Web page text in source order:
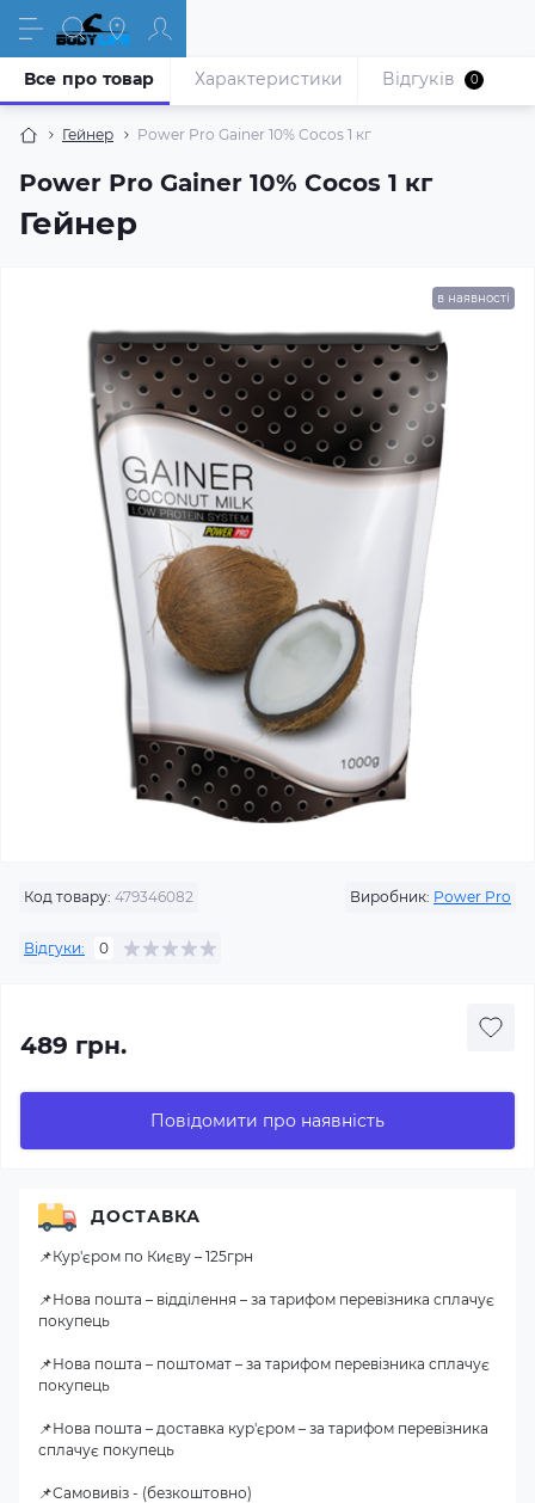
Гейнер Power Pro Gainer 10% Cocos 1 кг
Power Pro Gainer 10% Cocos 1 кг
Гейнер
Все про товар Характеристики Відгуків 0
в наявності
Код товару: 479346082 Виробник: Power Pro
Відгуки: 0
489 грн.
Повідомити про наявність
ДОСТАВКА
📌Кур'єром по Києву – 125грн
📌Нова пошта – відділення – за тарифом перевізника сплачує
покупець
📌Нова пошта – поштомат – за тарифом перевізника сплачує
покупець
📌Нова пошта – доставка кур'єром – за тарифом перевізника
сплачує покупець
📌Самовивіз - (безкоштовно)